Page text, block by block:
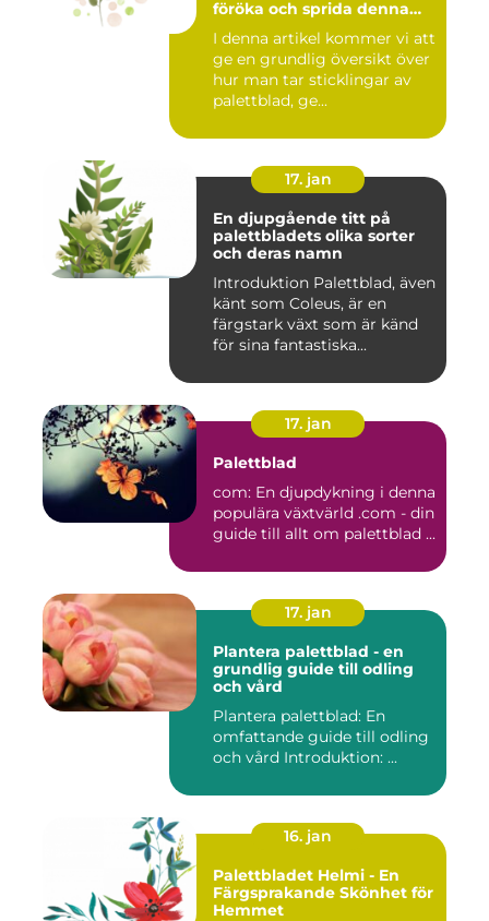
föröka och sprida denna
I denna artikel kommer vi att
ge en grundlig översikt över
hur man tar sticklingar av
palettblad, ge...
17. jan
En djupgående titt på
palettbladets olika sorter
och deras namn
Introduktion Palettblad, även
känt som Coleus, är en
färgstark växt som är känd
för sina fantastiska...
17. jan
Palettblad
com: En djupdykning i denna
populära växtvärld .com - din
guide till allt om palettblad ...
17. jan
Plantera palettblad - en
grundlig guide till odling
och vård
Plantera palettblad: En
omfattande guide till odling
och vård Introduktion: ...
16. jan
Palettbladet Helmi - En
Färgsprakande Skönhet för
Hemmet